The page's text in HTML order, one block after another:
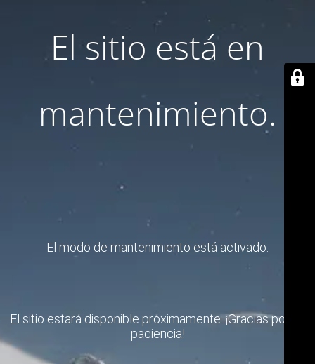
El sitio está en
mantenimiento.
El modo de mantenimiento está activado.
El sitio estará disponible próximamente. ¡Gracias por su
paciencia!